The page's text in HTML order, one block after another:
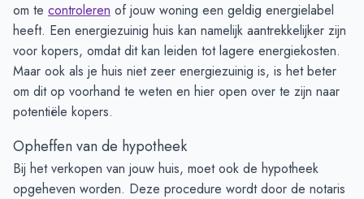
om te controleren of jouw woning een geldig energielabel
heeft. Een energiezuinig huis kan namelijk aantrekkelijker zijn
voor kopers, omdat dit kan leiden tot lagere energiekosten.
Maar ook als je huis niet zeer energiezuinig is, is het beter
om dit op voorhand te weten en hier open over te zijn naar
potentiële kopers.
Opheffen van de hypotheek
Bij het verkopen van jouw huis, moet ook de hypotheek
opgeheven worden. Deze procedure wordt door de notaris